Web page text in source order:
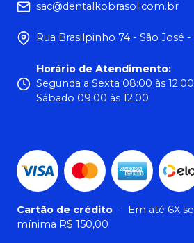
sac@dentalkobrasol.com.br
Rua Brasilpinho 74 - São José -
Horário de Atendimento:
Segunda a Sexta 08:00 às
Sábado 09:00 às 12:00
Cartão de crédito - Em até 6X
mínima R$ 150,00